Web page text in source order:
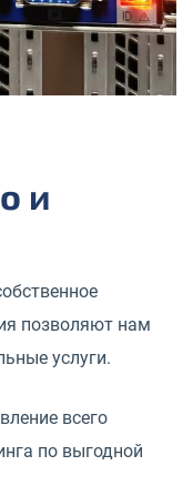
и
позволяют нам
услуги.
всего
по выгодной